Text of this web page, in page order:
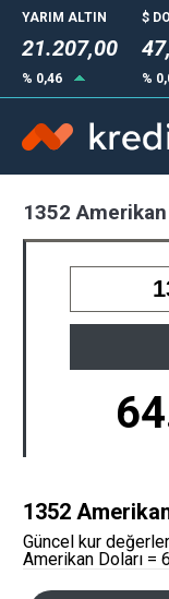
YARIM ALTIN
21.207,00
% 0,46
$
%
1352
1352
Güncel kur
Amerikan Doları =